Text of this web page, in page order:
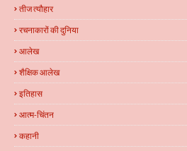
तीज त्यौहार
रचनाकारों की दुनिया
आलेख
शैक्षिक आलेख
इतिहास
आत्म-चिंतन
कहानी